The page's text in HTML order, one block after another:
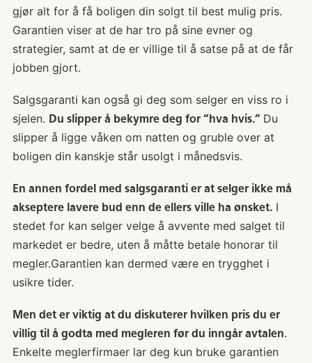
gjør alt for å få boligen din solgt til best mulig pris.
Garantien viser at de har tro på sine evner og
strategier, samt at de er villige til å satse på at de får
jobben gjort.
Salgsgaranti kan også gi deg som selger en viss ro i
sjelen. Du slipper å bekymre deg for “hva hvis.” Du
slipper å ligge våken om natten og gruble over at
boligen din kanskje står usolgt i månedsvis.
En annen fordel med salgsgaranti er at selger ikke må
akseptere lavere bud enn de ellers ville ha ønsket.I
stedet for kan selger velge å avvente med salget til
markedet er bedre, uten å måtte betale honorar til
megler.Garantien kan dermed være en trygghet i
usikre tider.
Men det er viktig at du diskuterer hvilken pris du er
villig til å godta med megleren før du inngår avtalen.
Enkelte meglerfirmaer lar deg kun bruke garantien